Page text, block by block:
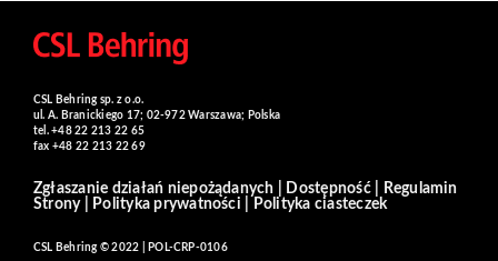
CSL Behring sp. z o.o.
ul. A. Branickiego 17; 02-972 Warszawa; Polska
tel. +48 22 213 22 65
fax +48 22 213 22 69
Zgłaszanie działań niepożądanych Dostępność|
Regulamin
Strony| Polityka prywatności Polityka ciasteczek
CSL Behring © 2022 | POL-CRP-0106